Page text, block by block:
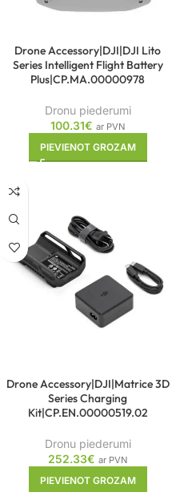
Drone Accessory|DJI|DJI Lito
Series Intelligent Flight Battery
Plus|CP.MA.00000978
Dronu piederumi
100.31€ ar PVN
PIEVIENOT GROZAM
Drone Accessory|DJI|Matrice 3D
Series Charging
Kit|CP.EN.00000519.02
Dronu piederumi
252.33€ ar PVN
PIEVIENOT GROZAM